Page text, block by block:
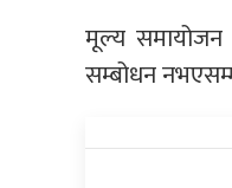
मूल्य समायोजन
सम्बोधन